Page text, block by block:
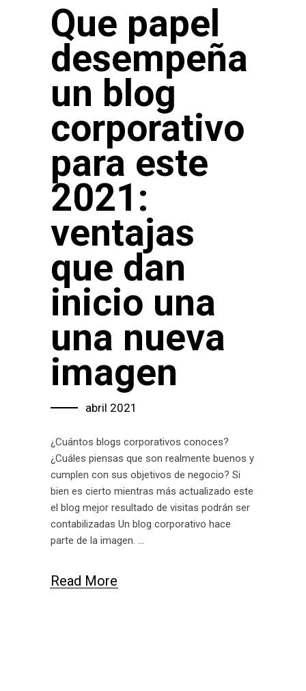
Que papel
desempeña
un blog
corporativo
para este
2021:
ventajas
que dan
inicio una
una nueva
imagen
abril 2021
¿Cuántos blogs corporativos conoces?
¿Cuáles piensas que son realmente buenos y
cumplen con sus objetivos de negocio? Si
bien es cierto mientras más actualizado este
el blog mejor resultado de visitas podrán ser
contabilizadas Un blog corporativo hace
parte de la imagen.
Read More